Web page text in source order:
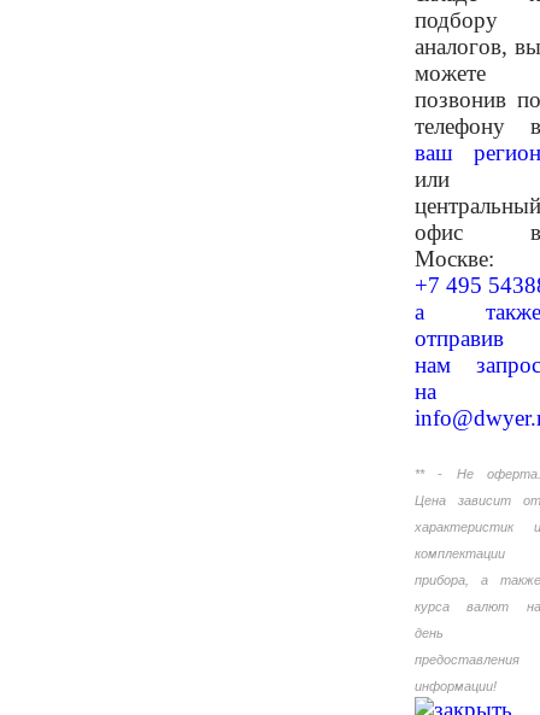
подбору
аналогов, вы
можете
позвонив по
телефону в
ваш регион
или
центральный
офис в
Москве:
+7 495
а также
отправив
нам запрос
на
** - Не оферта.
Цена зависит от
характеристик и
комплектации
прибора, а также
курса валют на
день
предоставления
информации!